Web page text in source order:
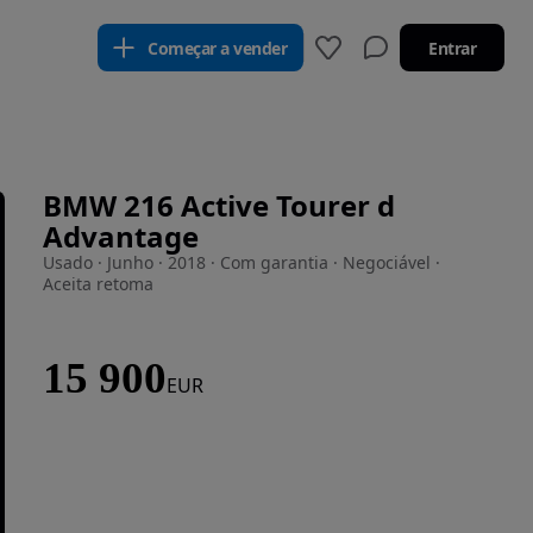
Começar a vender Entrar
BMW 216 Active Tourer d
Advantage
Usado · Junho · 2018 · Com garantia · Negociável ·
Aceita retoma
15 900EUR